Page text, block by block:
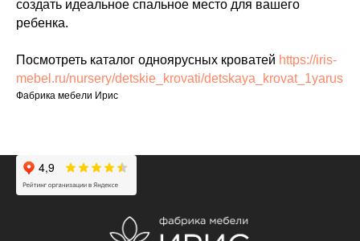
создать идеальное спальное место для вашего
ребенка.
Посмотреть каталог одноярусных кроватей https://iris-
mebel.ru/nursery/detskie_krovati/detskaya_krovat_1yarus
Фабрика мебели Ирис